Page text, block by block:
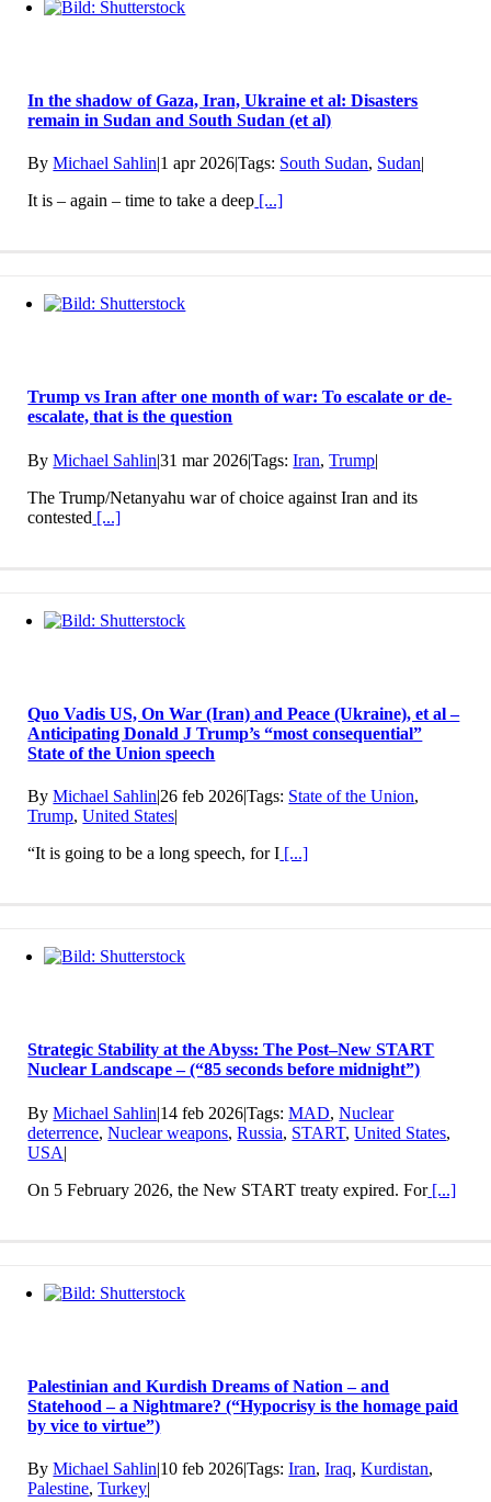
In the shadow of Gaza, Iran, Ukraine et al: Disasters
remain in Sudan and South Sudan (et al)
ByMichael Sahlin|1 apr 2026|Tags: South Sudan, Sudan|
It is – again – time to take a deep [...]
Trump vs Iran after one month of war: To escalate or de-
escalate, that is the question
ByMichael Sahlin|31 mar 2026|Tags:Iran,Trump|
The Trump/Netanyahu war of choice against Iran and its
contested [...]
Quo Vadis US, On War (Iran) and Peace (Ukraine), et al –
Anticipating Donald J Trump’s “most consequential”
State of the Union speech
ByMichael Sahlin|26 feb 2026|Tags: State of the Union,
Trump,United States|
“It is going to be a long speech, for I [...]
Strategic Stability at the Abyss: The Post–New START
Nuclear Landscape – (“85 seconds before midnight”)
ByMichael Sahlin|14 feb 2026|Tags:MAD,Nuclear
deterrence,Nuclear weapons,Russia, START,United States,
USA|
On 5 February 2026, the New START treaty expired. For[...]
Palestinian and Kurdish Dreams of Nation – and
Statehood – a Nightmare? (“Hypocrisy is the homage paid
by vice to virtue”)
ByMichael Sahlin|10 feb 2026|Tags:Iran,Iraq,Kurdistan,
Palestine,Turkey|